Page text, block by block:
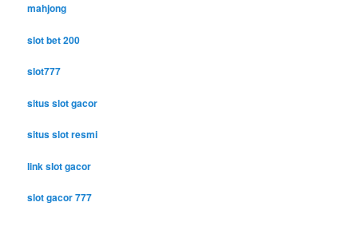
mahjong
slot bet 200
slot777
situs slot gacor
situs slot resmi
link slot gacor
slot gacor 777